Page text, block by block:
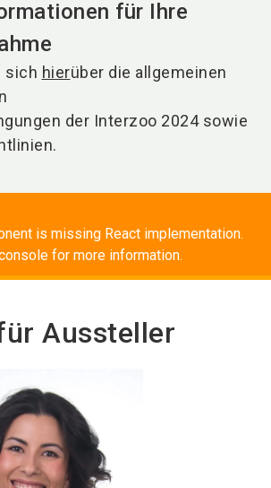
für Ihre
sich hierüber die allgemeinen
der Interzoo 2024 sowie
is missing React implementation.
for more information.
Aussteller